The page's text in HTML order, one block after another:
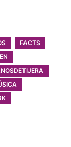
FACTS